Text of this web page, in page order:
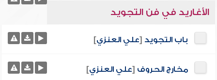
الأغاريد في فن التجويد
باب التجويد [علي العنزي]
مخارج الحروف [علي العنزي]